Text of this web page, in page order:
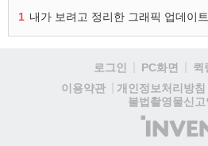
1 내가 보려고 정리한 그래픽 업데이
로그인 PC화면 퀵
이용약관
개인정보처리방침
불법촬영물신고
(주)
인